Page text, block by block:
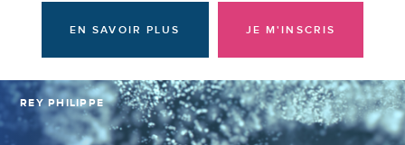
Prendre rendez-vous
EN SAVOIR PLUS JE M'INSCRIS
REY PHILIPPE